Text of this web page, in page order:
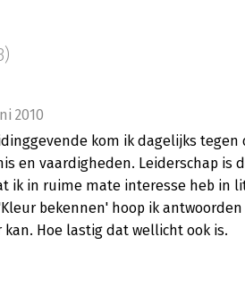
2010
kom ik dagelijks tegen
en vaardigheden. Leiderschap is
ik in ruime mate interesse heb in
bekennen' hoop ik
Hoe lastig dat wellicht ook is.